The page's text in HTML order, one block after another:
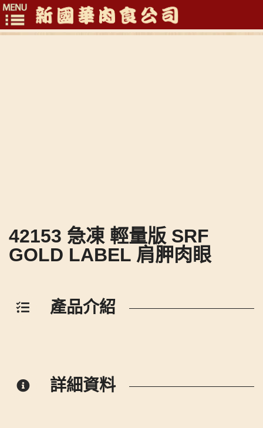
Toggle
42153 急凍 輕量版 SRF
GOLD LABEL 肩胛肉眼
產品介紹
詳細資料